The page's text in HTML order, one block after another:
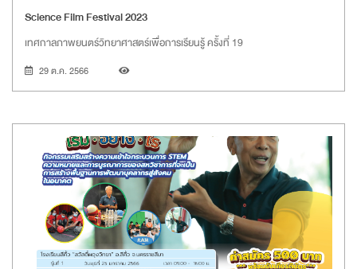
Science Film Festival 2023
เทศกาลภาพยนตร์วิทยาศาสตร์เพื่อการเรียนรู้ ครั้งที่ 19
29 ต.ค. 2566